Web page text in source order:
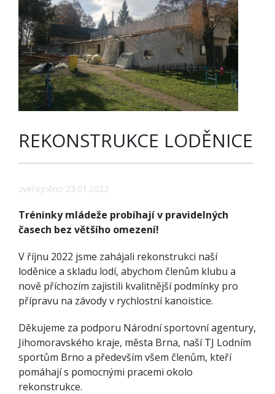
REKONSTRUKCE LODĚNICE
zveřejněno 23.01.2023
Tréninky mládeže probíhají v pravidelných
časech bez většího omezení!
V říjnu 2022 jsme zahájali rekonstrukci naší
loděnice a skladu lodí, abychom členům klubu a
nově příchozím zajistili kvalitnější podmínky pro
přípravu na závody v rychlostní kanoistice.
Děkujeme za podporu Národní sportovní agentury,
Jihomoravského kraje, města Brna, naší TJ Lodním
sportům Brno a především všem členům, kteří
pomáhají s pomocnými pracemi okolo
rekonstrukce.